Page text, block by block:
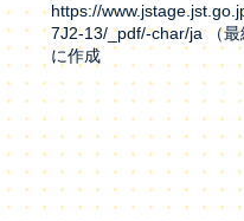
https://
7J2-13/_pdf/-char/ja （
に作成